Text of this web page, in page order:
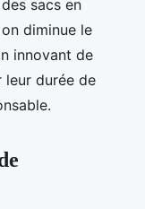
sacs en
diminue le
innovant de
durée de